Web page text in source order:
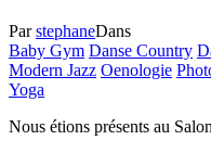
ParstephaneDans
Baby Gym Danse Country
Modern Jazz Oenologie
Yoga
Nous étions présents au